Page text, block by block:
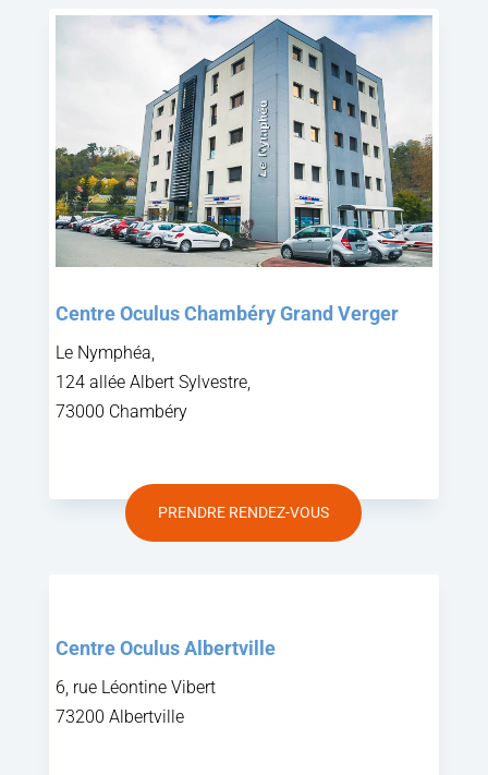
Centre Oculus Chambéry Grand Verger
Le Nymphéa,
124 allée Albert Sylvestre,
73000 Chambéry
PRENDRE RENDEZ-VOUS
Centre Oculus Albertville
6, rue Léontine Vibert
73200 Albertville